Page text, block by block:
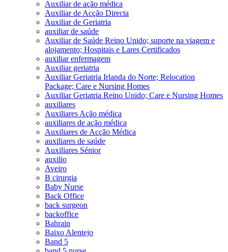
Auxiliar de ação médica
Auxiliar de Acção Directa
Auxiliar de Geriatria
auxiliar de saúde
Auxiliar de Saúde Reino Unido; suporte na viagem e
alojamento; Hospitais e Lares Certificados
auxiliar enfermagem
Auxiliar geriatria
Auxiliar Geriatria Irlanda do Norte; Relocation
Package; Care e Nursing Homes
Auxiliar Geriatria Reino Unido; Care e Nursing Homes
auxiliares
Auxiliares Ação médica
auxiliares de ação médica
Auxiliares de Acção Médica
auxiliares de saúde
Auxiliares Sénior
auxilio
Aveiro
B cirurgia
Baby Nurse
Back Office
back surgeon
backoffice
Bahrain
Baixo Alentejo
Band 5